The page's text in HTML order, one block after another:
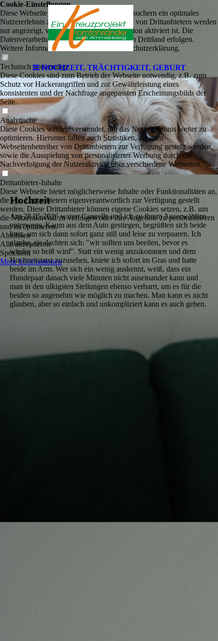
HOCHZEIT, TRÄCHTIGKEIT, GEBURT
Hochzeit
Am 28.05.2026 waren Cannelle und ich zu ihrem Auserwählten
unterwegs. Kaum aus dem Auto gestiegen, begrüßten sich beide
kurz, um sich dann sofort ganz still und leise zu verpaaren. Ich
glaube, sie dachten sich: "wir sollten uns beeilen, bevor es
wieder so heiß wird". Statt ein wenig anzukommen und dem
Hochzeitstanz zuzusehen, kniete ich sofort im Gras und hatte
beide im Arm. Wer sich ein wenig auskennt, weiß, dass ein
Hundepaar danach viele Minuten nicht auseinander kann und
man in den ulkigsten Stellungen ebenso verharrt, um es für die
beiden so angenehm wie möglich zu machen. Man kann es nicht
glauben, aber so einfach und unkompliziert kann es auch gehen.
Cookie-Einstellungen
Diese Webseite verwendet Cookies, um Besuchern ein optimales
Nutzererlebnis zu bieten. Bestimmte Inhalte von Drittanbietern werden
nur angezeigt, wenn die entsprechende Option aktiviert ist. Die
Datenverarbeitung kann dann auch in einem Drittland erfolgen.
Weitere Informationen hierzu in der Datenschutzerklärung.
Technisch notwendige
Diese Cookies sind zum Betrieb der Webseite notwendig, z.B. zum
Schutz vor Hackerangriffen und zur Gewährleistung eines
konsistenten und der Nachfrage angepassten Erscheinungsbilds der
Seite.
Analytische
Diese Cookies werden verwendet, um das Nutzererlebnis weiter zu
optimieren. Hierunter fallen auch Statistiken, die dem
Webseitenbetreiber von Drittanbietern zur Verfügung gestellt werden,
sowie die Ausspielung von personalisierter Werbung durch die
Nachverfolgung der Nutzeraktivität über verschiedene Webseiten.
Drittanbieter-Inhalte
Diese Webseite bietet möglicherweise Inhalte oder Funktionalitäten an,
die von Drittanbietern eigenverantwortlich zur Verfügung gestellt
werden. Diese Drittanbieter können eigene Cookies setzen, z.B. um
die Nutzeraktivität zu verfolgen oder ihre Angebote zu personalisieren
und zu optimieren.
Ablehnen
Alle akzeptieren
Speichern
Mehr Informationen